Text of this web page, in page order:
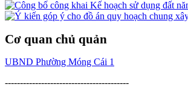
Cơ quan chủ quản
UBND Phường Móng Cái 1
-----------------------------------------